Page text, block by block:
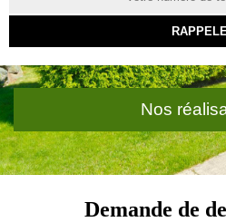
Nos
Demande de